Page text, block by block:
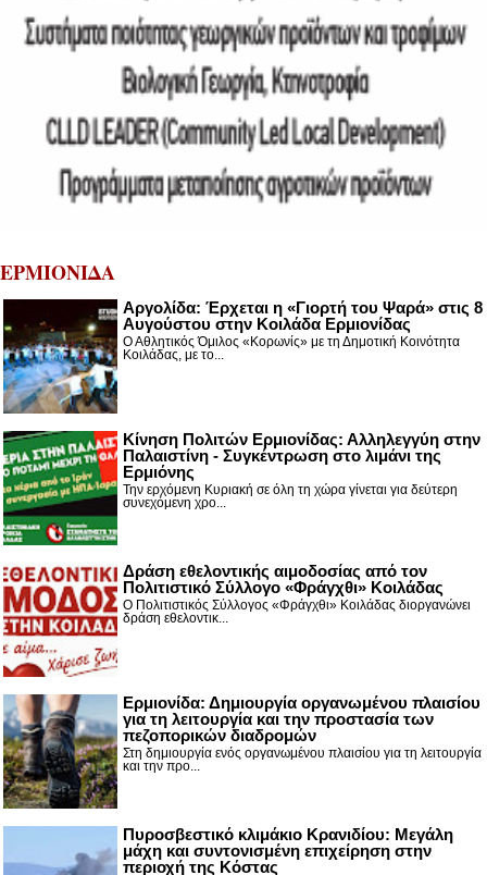
ΕΡΜΙΟΝΙΔΑ
Αργολίδα: Έρχεται η «Γιορτή του Ψαρά» στις 8
Αυγούστου στην Κοιλάδα Ερμιονίδας
Ο Αθλητικός Όμιλος «Κορωνίς» με τη Δημοτική Κοινότητα
Κοιλάδας, με το...
Κίνηση Πολιτών Ερμιονίδας: Αλληλεγγύη στην
Παλαιστίνη - Συγκέντρωση στο λιμάνι της
Ερμιόνης
Την ερχόμενη Κυριακή σε όλη τη χώρα γίνεται για δεύτερη
συνεχόμενη χρο...
Δράση εθελοντικής αιμοδοσίας από τον
Πολιτιστικό Σύλλογο «Φράγχθι» Κοιλάδας
Ο Πολιτιστικός Σύλλογος «Φράγχθι» Κοιλάδας διοργανώνει
δράση εθελοντικ...
Ερμιονίδα: Δημιουργία οργανωμένου πλαισίου
για τη λειτουργία και την προστασία των
πεζοπορικών διαδρομών
Στη δημιουργία ενός οργανωμένου πλαισίου για τη λειτουργία
και την προ...
Πυροσβεστικό κλιμάκιο Κρανιδίου: Μεγάλη
μάχη και συντονισμένη επιχείρηση στην
περιοχή της Κόστας